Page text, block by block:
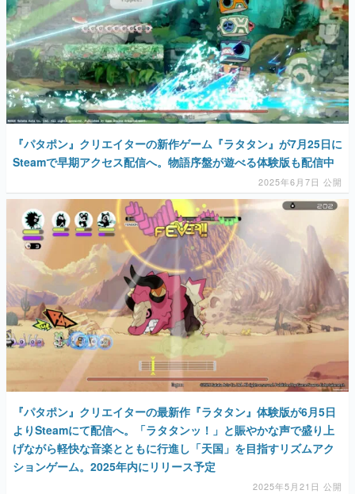
『パタポン』クリエイターの新作ゲーム『ラタタン』が7月25日に
Steamで早期アクセス配信へ。物語序盤が遊べる体験版も配信中
2025年6月7日 公開
『パタポン』クリエイターの最新作『ラタタン』体験版が6月5日
よりSteamにて配信へ。「ラタタンッ！」と賑やかな声で盛り上
げながら軽快な音楽とともに行進し「天国」を目指すリズムアク
ションゲーム。2025年内にリリース予定
2025年5月21日 公開